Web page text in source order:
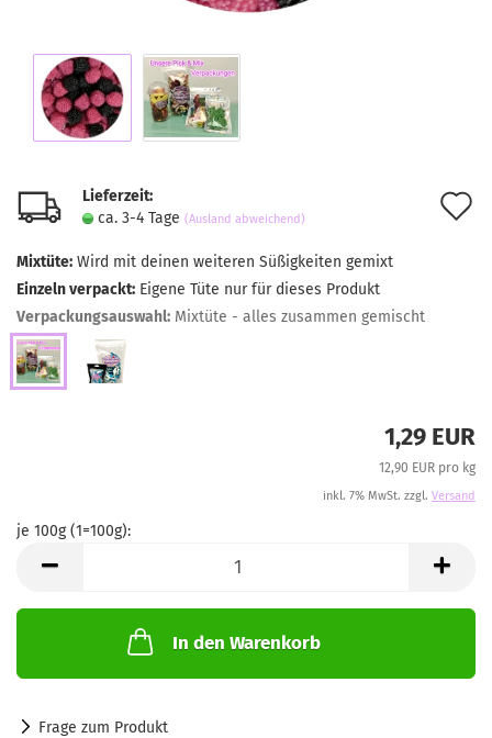
Lieferzeit:
ca. 3-4 Tage (Ausland abweichend)
Mixtüte: Wird mit deinen weiteren Süßigkeiten gemixt
Einzeln verpackt: Eigene Tüte nur für dieses Produkt
Verpackungsauswahl: Mixtüte - alles zusammen gemischt
1,29 EUR
12,90 EUR pro kg
inkl. 7% MwSt. zzgl. Versand
je 100g (1=100g):
100g
In den Warenkorb
Frage zum Produkt